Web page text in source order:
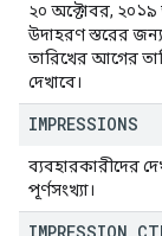
২০ অক্টোবর, ২০১৯
উদাহরণ স্তরের
তারিখের আগের
দেখাবে।
IMPRESSIONS
ব্যবহারকারীদের
পূর্ণসংখ্যা।